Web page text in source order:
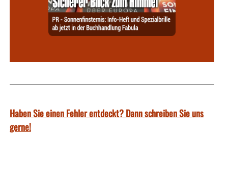
Haben Sie einen Fehler entdeckt? Dann schreiben Sie uns
gerne!